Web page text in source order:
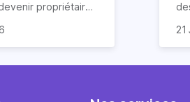
propriétaires
des meublés
est-ce
21